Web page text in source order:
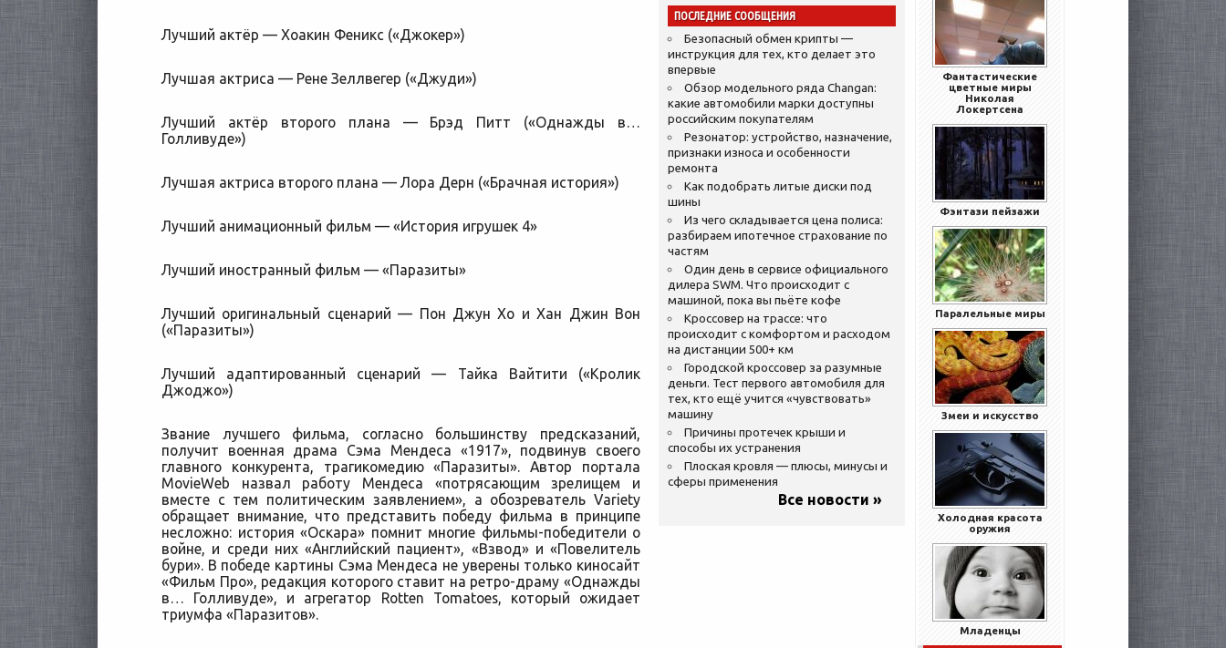
Лучший актёр — Хоакин Феникс («Джокер»)
Лучшая актриса — Рене Зеллвегер («Джуди»)
Лучший актёр второго плана — Брэд Питт («Однажды в…
Голливуде»)
Лучшая актриса второго плана — Лора Дерн («Брачная история»)
Лучший анимационный фильм — «История игрушек 4»
Лучший иностранный фильм — «Паразиты»
Лучший оригинальный сценарий — Пон Джун Хо и Хан Джин Вон
(«Паразиты»)
Лучший адаптированный сценарий — Тайка Вайтити («Кролик
Джоджо»)
Звание лучшего фильма, согласно большинству предсказаний,
получит военная драма Сэма Мендеса «1917», подвинув своего
главного конкурента, трагикомедию «Паразиты». Автор портала
MovieWeb назвал работу Мендеса «потрясающим зрелищем и
вместе с тем политическим заявлением», а обозреватель Variety
обращает внимание, что представить победу фильма в принципе
несложно: история «Оскара» помнит многие фильмы-победители о
войне, и среди них «Английский пациент», «Взвод» и «Повелитель
бури». В победе картины Сэма Мендеса не уверены только киносайт
«Фильм Про», редакция которого ставит на ретро-драму «Однажды
в… Голливуде», и агрегатор Rotten Tomatoes, который ожидает
триумфа «Паразитов».
ПОСЛЕДНИЕ СООБЩЕНИЯ
Безопасный обмен крипты —
инструкция для тех, кто делает это
впервые
Обзор модельного ряда Changan:
какие автомобили марки доступны
российским покупателям
Резонатор: устройство, назначение,
признаки износа и особенности
ремонта
Как подобрать литые диски под
шины
Из чего складывается цена полиса:
разбираем ипотечное страхование по
частям
Один день в сервисе официального
дилера SWM. Что происходит с
машиной, пока вы пьёте кофе
Кроссовер на трассе: что
происходит с комфортом и расходом
на дистанции 500+ км
Городской кроссовер за разумные
деньги. Тест первого автомобиля для
тех, кто ещё учится «чувствовать»
машину
Причины протечек крыши и
способы их устранения
Плоская кровля — плюсы, минусы и
сферы применения
Все новости »
Фантастические
цветные миры
Николая
Локертсена
Фэнтази пейзажи
Паралельные миры
Змеи и искусство
Холодная красота
оружия
Младенцы